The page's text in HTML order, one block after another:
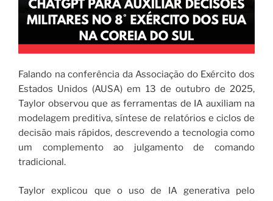
Falando na conferência da Associação do Exército dos
Estados Unidos (AUSA) em 13 de outubro de 2025,
Taylor observou que as ferramentas de IA auxiliam na
modelagem preditiva, síntese de relatórios e ciclos de
decisão mais rápidos, descrevendo a tecnologia como
um complemento ao julgamento de comando
tradicional.
Taylor explicou que o uso de IA generativa pelo